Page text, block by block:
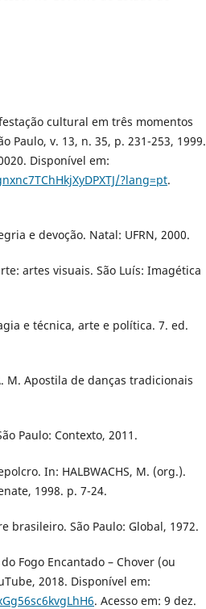
cultural em três momentos
Paulo, v. 13, n. 35, p. 231-253, 1999.
Disponível em:
?lang=pt.
e devoção. Natal: UFRN, 2000.
artes visuais. São Luís: Imagética
e técnica, arte e política. 7. ed.
M. Apostila de danças tradicionais
Paulo: Contexto, 2011.
In: HALBWACHS, M. (org.).
1998. p. 7-24.
brasileiro. São Paulo: Global, 1972.
Fogo Encantado – Chover (ou
2018. Disponível em:
. Acesso em: 9 dez.